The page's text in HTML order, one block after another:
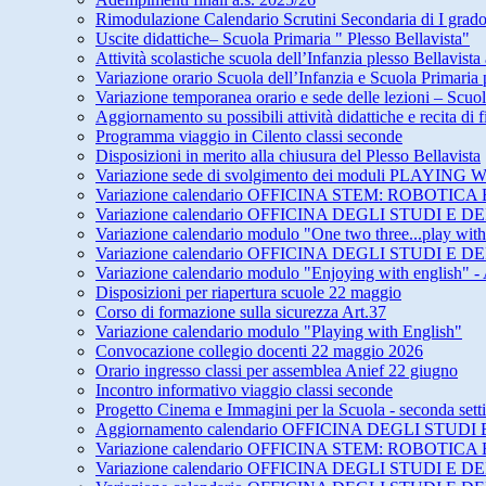
Rimodulazione Calendario Scrutini Secondaria di I grado
Uscite didattiche– Scuola Primaria " Plesso Bellavista"
Attività scolastiche scuola dell’Infanzia plesso Bellavista
Variazione orario Scuola dell’Infanzia e Scuola Primaria
Variazione temporanea orario e sede delle lezioni –
Aggiornamento su possibili attività didattiche e recita di
Programma viaggio in Cilento classi seconde
Disposizioni in merito alla chiusura del Plesso Bellavista
Variazione sede di svolgimento dei moduli
Variazione calendario OFFICINA STEM:
Variazione calendario OFFICINA DEGLI STUDI E
Variazione calendario modulo "One two three...play
Variazione calendario OFFICINA DEGLI STUDI E
Variazione calendario modulo "Enjoying with english" -
Disposizioni per riapertura scuole 22 maggio
Corso di formazione sulla sicurezza Art.37
Variazione calendario modulo "Playing with English"
Convocazione collegio docenti 22 maggio 2026
Orario ingresso classi per assemblea Anief 22 giugno
Incontro informativo viaggio classi seconde
Progetto Cinema e Immagini per la Scuola - seconda
Aggiornamento calendario OFFICINA DEGLI
Variazione calendario OFFICINA STEM:
Variazione calendario OFFICINA DEGLI STUDI E